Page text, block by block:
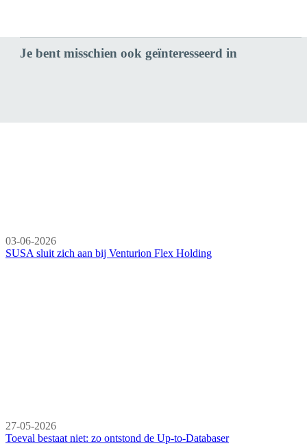
Je bent misschien ook geïnteresseerd in
03-06-2026
SUSA sluit zich aan bij Venturion Flex Holding
27-05-2026
Toeval bestaat niet: zo ontstond de Up-to-Databaser